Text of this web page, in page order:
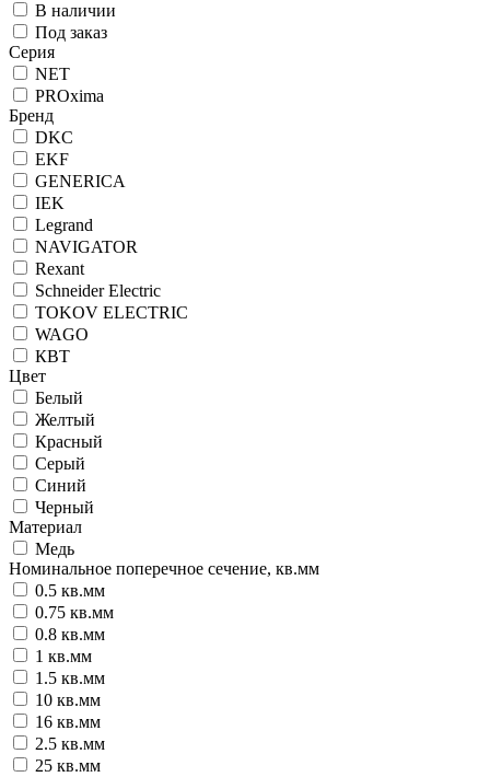
В наличии
Под заказ
Серия
NET
PROxima
Бренд
DKC
EKF
GENERICA
IEK
Legrand
NAVIGATOR
Rexant
Schneider Electric
TOKOV ELECTRIC
WAGO
КВТ
Цвет
Белый
Желтый
Красный
Серый
Синий
Черный
Материал
Медь
Номинальное поперечное сечение, кв.мм
0.5 кв.мм
0.75 кв.мм
0.8 кв.мм
1 кв.мм
1.5 кв.мм
10 кв.мм
16 кв.мм
2.5 кв.мм
25 кв.мм